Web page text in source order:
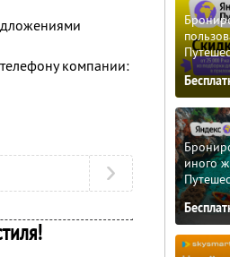
компании:
иного